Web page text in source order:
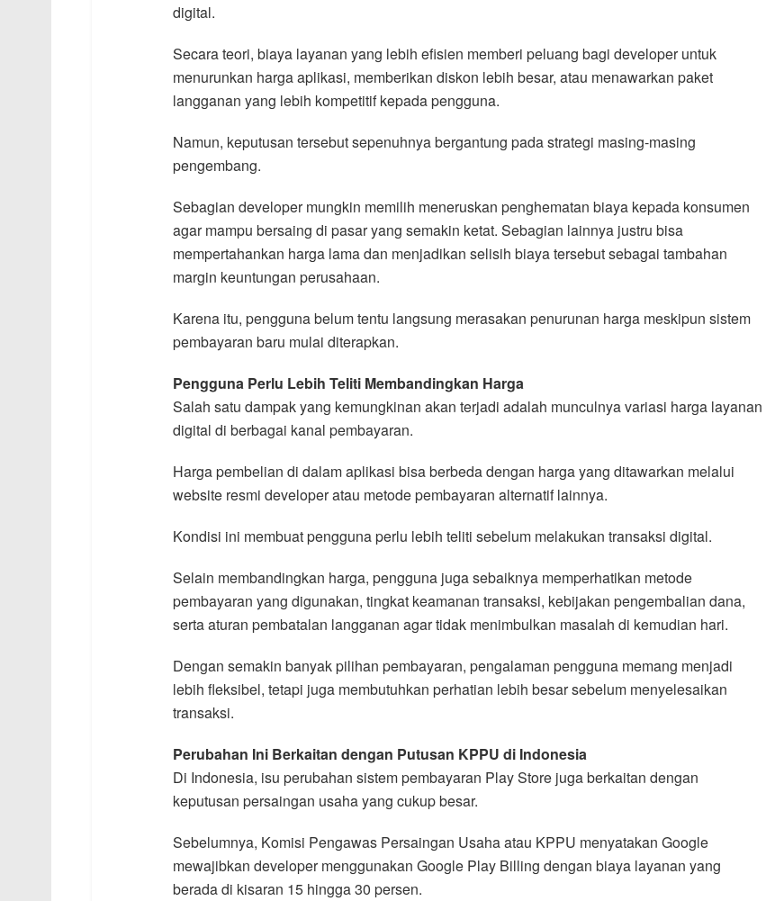
digital.
Secara teori, biaya layanan yang lebih efisien memberi peluang bagi developer untuk
menurunkan harga aplikasi, memberikan diskon lebih besar, atau menawarkan paket
langganan yang lebih kompetitif kepada pengguna.
Namun, keputusan tersebut sepenuhnya bergantung pada strategi masing-masing
pengembang.
Sebagian developer mungkin memilih meneruskan penghematan biaya kepada konsumen
agar mampu bersaing di pasar yang semakin ketat. Sebagian lainnya justru bisa
mempertahankan harga lama dan menjadikan selisih biaya tersebut sebagai tambahan
margin keuntungan perusahaan.
Karena itu, pengguna belum tentu langsung merasakan penurunan harga meskipun sistem
pembayaran baru mulai diterapkan.
Pengguna Perlu Lebih Teliti Membandingkan Harga
Salah satu dampak yang kemungkinan akan terjadi adalah munculnya variasi harga layanan
digital di berbagai kanal pembayaran.
Harga pembelian di dalam aplikasi bisa berbeda dengan harga yang ditawarkan melalui
website resmi developer atau metode pembayaran alternatif lainnya.
Kondisi ini membuat pengguna perlu lebih teliti sebelum melakukan transaksi digital.
Selain membandingkan harga, pengguna juga sebaiknya memperhatikan metode
pembayaran yang digunakan, tingkat keamanan transaksi, kebijakan pengembalian dana,
serta aturan pembatalan langganan agar tidak menimbulkan masalah di kemudian hari.
Dengan semakin banyak pilihan pembayaran, pengalaman pengguna memang menjadi
lebih fleksibel, tetapi juga membutuhkan perhatian lebih besar sebelum menyelesaikan
transaksi.
Perubahan Ini Berkaitan dengan Putusan KPPU di Indonesia
Di Indonesia, isu perubahan sistem pembayaran Play Store juga berkaitan dengan
keputusan persaingan usaha yang cukup besar.
Sebelumnya, Komisi Pengawas Persaingan Usaha atau KPPU menyatakan Google
mewajibkan developer menggunakan Google Play Billing dengan biaya layanan yang
berada di kisaran 15 hingga 30 persen.